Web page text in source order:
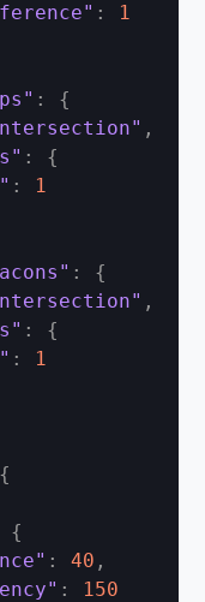
:
1
:
{
,
:
{
:
1
:
{
,
:
{
:
1
{
{
: 40 ,
:
150